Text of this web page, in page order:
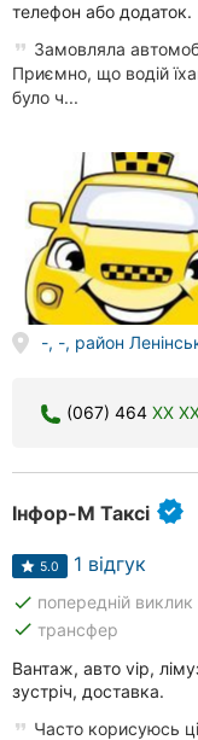
телефон або додаток.
Замовляла
Приємно, що водій
було ч...
-, -, район
(067) 464 XX
Інфор-М Таксі
5.0 1 відгук
done попередній виклик
done трансфер
Вантаж, авто vip,
зустріч, доставка.
Часто корисуюсь